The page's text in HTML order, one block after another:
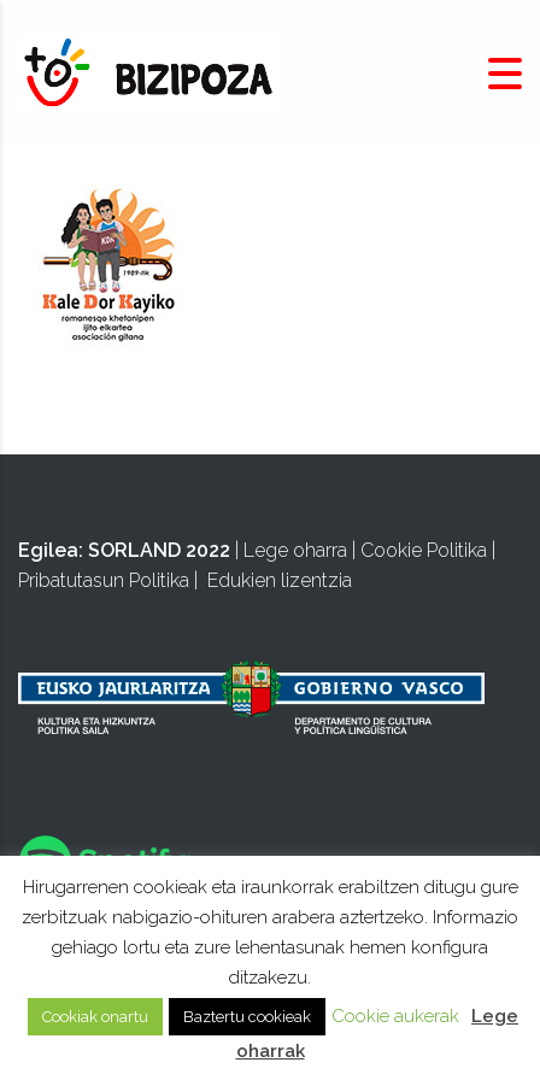
Egilea: SORLAND 2022 Lege oharra Cookie Politika
Pribatutasun Politika
Edukien lizentzia
Hirugarrenen cookieak eta iraunkorrak erabiltzen ditugu gure
zerbitzuak nabigazio-ohituren arabera aztertzeko. Informazio
gehiago lortu eta zure lehentasunak hemen konfigura
ditzakezu.
Cookiak onartu Baztertu cookieak Cookie aukerak
Lege
oharrak